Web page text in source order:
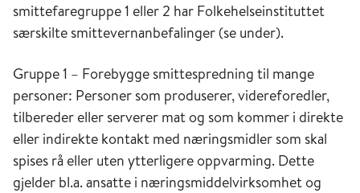
smittefaregruppe 1 eller 2 har Folkehelseinstituttet
særskilte smittevernanbefalinger (se under).
Gruppe 1 – Forebygge smittespredning til mange
personer: Personer som produserer, videreforedler,
tilbereder eller serverer mat og som kommer i direkte
eller indirekte kontakt med næringsmidler som skal
spises rå eller uten ytterligere oppvarming. Dette
gjelder bl.a. ansatte i næringsmiddelvirksomhet og